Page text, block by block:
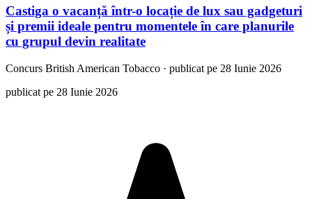
Castiga o vacanță într-o locație de lux sau gadgeturi
și premii ideale pentru momentele în care planurile
cu grupul devin realitate
Concurs British American Tobacco · publicat pe 28 Iunie 2026
publicat pe 28 Iunie 2026